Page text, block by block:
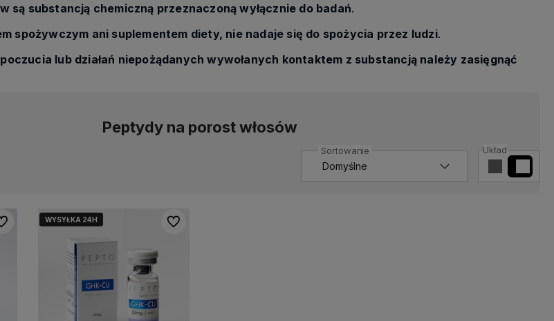
są substancją chemiczną przeznaczoną wyłącznie do badań.
spożywczym ani suplementem diety, nie nadaje się do spożycia przez ludzi.
lub działań niepożądanych wywołanych kontaktem z substancją należy zasięgnąć
Peptydy na porost włosów
Układ
ulubionychWYSYŁKA 24H
WYSYŁKA 24H Do ulubionych